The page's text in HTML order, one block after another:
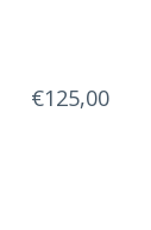
€125,00